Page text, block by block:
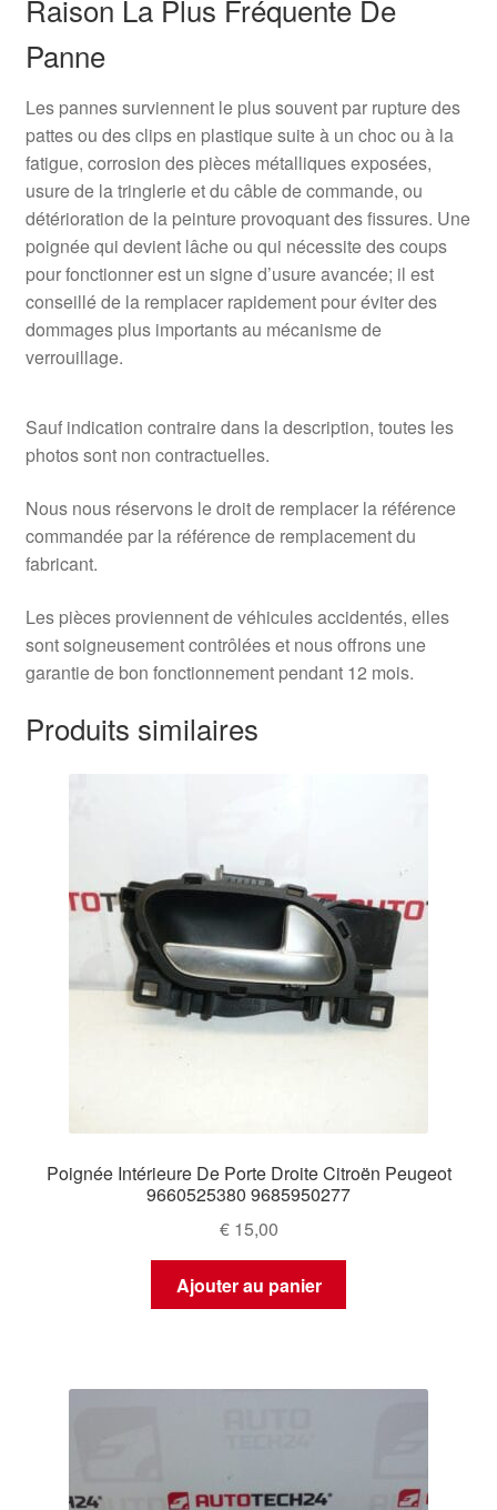
Raison La Plus Fréquente De
Panne
Les pannes surviennent le plus souvent par rupture des
pattes ou des clips en plastique suite à un choc ou à la
fatigue, corrosion des pièces métalliques exposées,
usure de la tringlerie et du câble de commande, ou
détérioration de la peinture provoquant des fissures. Une
poignée qui devient lâche ou qui nécessite des coups
pour fonctionner est un signe d’usure avancée; il est
conseillé de la remplacer rapidement pour éviter des
dommages plus importants au mécanisme de
verrouillage.
Sauf indication contraire dans la description, toutes les
photos sont non contractuelles.
Nous nous réservons le droit de remplacer la référence
commandée par la référence de remplacement du
fabricant.
Les pièces proviennent de véhicules accidentés, elles
sont soigneusement contrôlées et nous offrons une
garantie de bon fonctionnement pendant 12 mois.
Produits similaires
Poignée Intérieure De Porte Droite Citroën Peugeot
9660525380 9685950277
€15,00
Ajouter au panier